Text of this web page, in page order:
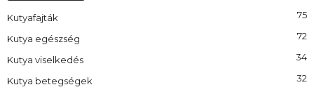
Kutyafajták 75
Kutya egészség 72
Kutya viselkedés 34
Kutya betegségek 32